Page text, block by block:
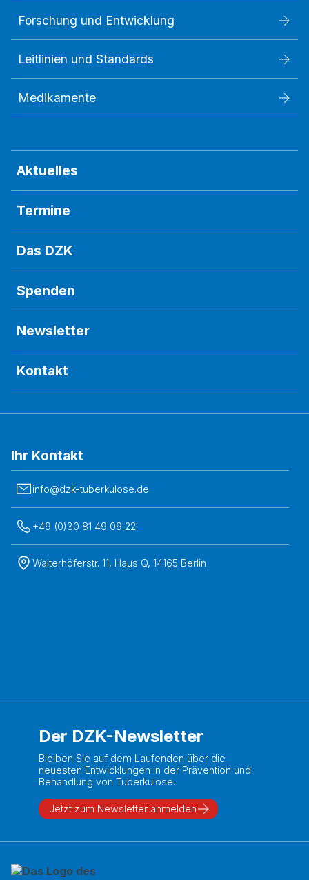
Forschung und Entwicklung
Leitlinien und Standards
Medikamente
Aktuelles
Termine
Das DZK
Spenden
Newsletter
Kontakt
Ihr Kontakt
info@dzk-tuberkulose.de
+49 (0)30 81 49 09 22
Walterhöferstr. 11, Haus Q, 14165 Berlin
Der DZK-Newsletter
Bleiben Sie auf dem Laufenden über die
neuesten Entwicklungen in der Prävention und
Behandlung von Tuberkulose.
Jetzt zum Newsletter anmelden